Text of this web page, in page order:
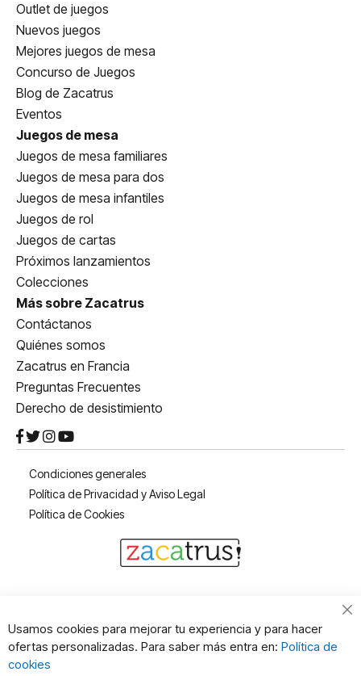
Outlet de juegos
Nuevos juegos
Mejores juegos de mesa
Concurso de Juegos
Blog de Zacatrus
Eventos
Juegos de mesa
Juegos de mesa familiares
Juegos de mesa para dos
Juegos de mesa infantiles
Juegos de rol
Juegos de cartas
Próximos lanzamientos
Colecciones
Más sobre Zacatrus
Contáctanos
Quiénes somos
Zacatrus en Francia
Preguntas Frecuentes
Derecho de desistimiento
Condiciones generales
Política de Privacidad y Aviso Legal
Política de Cookies
Usamos cookies para mejorar tu experiencia y para hacer
ofertas personalizadas. Para saber más entra en: Política de
cookies